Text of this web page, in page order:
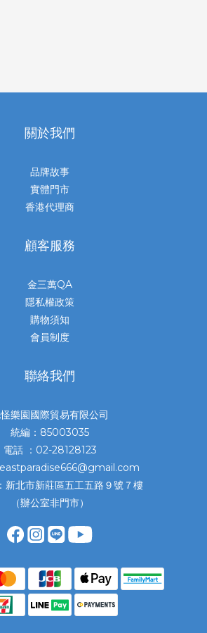
關於我們
品牌故事
實體門市
香港代理商
顧客服務
金三萬QA
隱私權政策
購物須知
會員制度
聯絡我們
樂園國際貿易有限公司
統編：85003035
電話 ：02-28128123
新北市新莊區五工五路９號７樓
（辦公室非門市）